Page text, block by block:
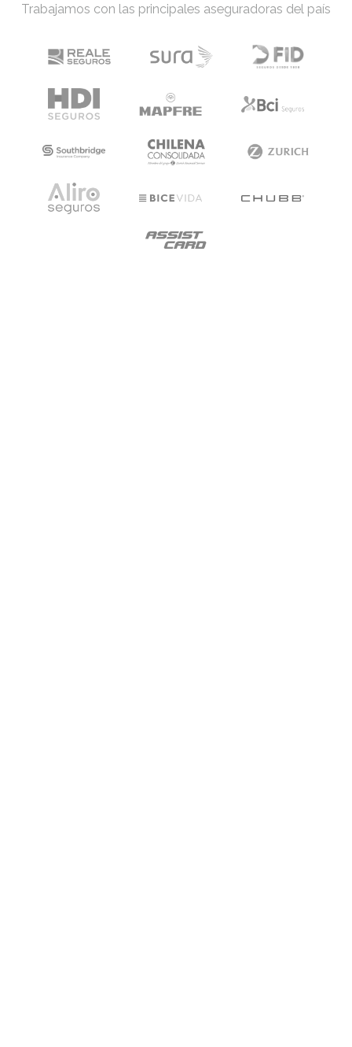
Trabajamos con las principales aseguradoras del país